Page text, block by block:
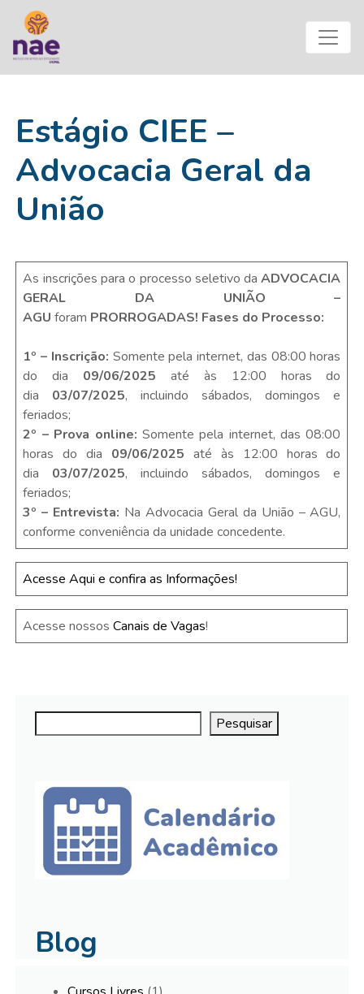
Estágio CIEE –
Advocacia Geral da
União
As inscrições para o processo seletivo daADVOCACIA
GERAL DA UNIÃO –
AGUforam PRORROGADAS! Fases do Processo:
1º – Inscrição: Somente pela internet, das 08:00 horas
do dia 09/06/2025 até às 12:00 horas do
dia 03/07/2025, incluindo sábados, domingos e
feriados;
2º – Prova online: Somente pela internet, das 08:00
horas do dia 09/06/2025 até às 12:00 horas do
dia 03/07/2025, incluindo sábados, domingos e
feriados;
3º – Entrevista: Na Advocacia Geral da União – AGU,
conforme conveniência da unidade concedente.
Acesse Aqui e confira as Informações!
Acesse nossosCanais de Vagas!
Pesquisar
Blog